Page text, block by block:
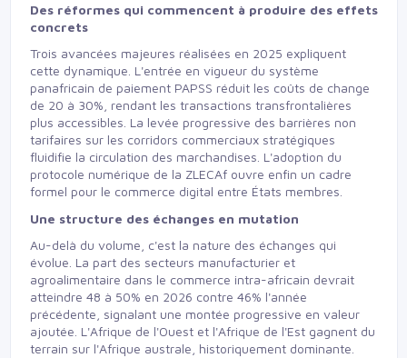
Des réformes qui commencent à produire des effets
concrets
Trois avancées majeures réalisées en 2025 expliquent
cette dynamique. L'entrée en vigueur du système
panafricain de paiement PAPSS réduit les coûts de change
de 20 à 30%, rendant les transactions transfrontalières
plus accessibles. La levée progressive des barrières non
tarifaires sur les corridors commerciaux stratégiques
fluidifie la circulation des marchandises. L'adoption du
protocole numérique de la ZLECAf ouvre enfin un cadre
formel pour le commerce digital entre États membres.
Une structure des échanges en mutation
Au-delà du volume, c'est la nature des échanges qui
évolue. La part des secteurs manufacturier et
agroalimentaire dans le commerce intra-africain devrait
atteindre 48 à 50% en 2026 contre 46% l'année
précédente, signalant une montée progressive en valeur
ajoutée. L'Afrique de l'Ouest et l'Afrique de l'Est gagnent du
terrain sur l'Afrique australe, historiquement dominante.